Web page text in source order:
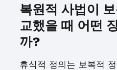
복원적 사법이
교했을 때 어떤
까?
휴식적 정의는 보복적